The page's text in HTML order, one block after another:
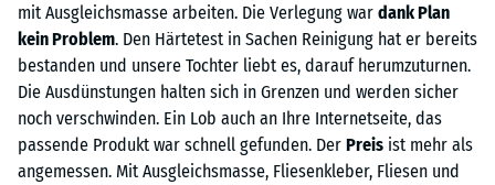
mit Ausgleichsmasse arbeiten. Die Verlegung war dank Plan
kein Problem. Den Härtetest in Sachen Reinigung hat er bereits
bestanden und unsere Tochter liebt es, darauf herumzuturnen.
Die Ausdünstungen halten sich in Grenzen und werden sicher
noch verschwinden. Ein Lob auch an Ihre Internetseite, das
passende Produkt war schnell gefunden. Der Preis ist mehr als
angemessen. Mit Ausgleichsmasse, Fliesenkleber, Fliesen und